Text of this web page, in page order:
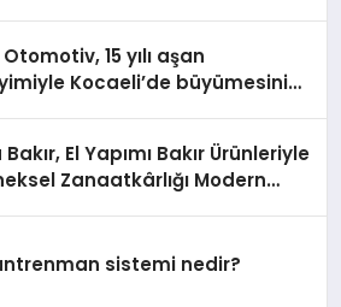
Otomotiv, 15 yılı aşan
Kocaeli’de büyümesini
El Yapımı Bakır Ürünleriyle
Zanaatkârlığı Modern
sistemi nedir?